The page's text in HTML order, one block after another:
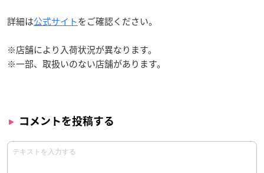
詳細は公式サイトをご確認ください。
※店舗により入荷状況が異なります。
※一部、取扱いのない店舗があります。
コメントを投稿する